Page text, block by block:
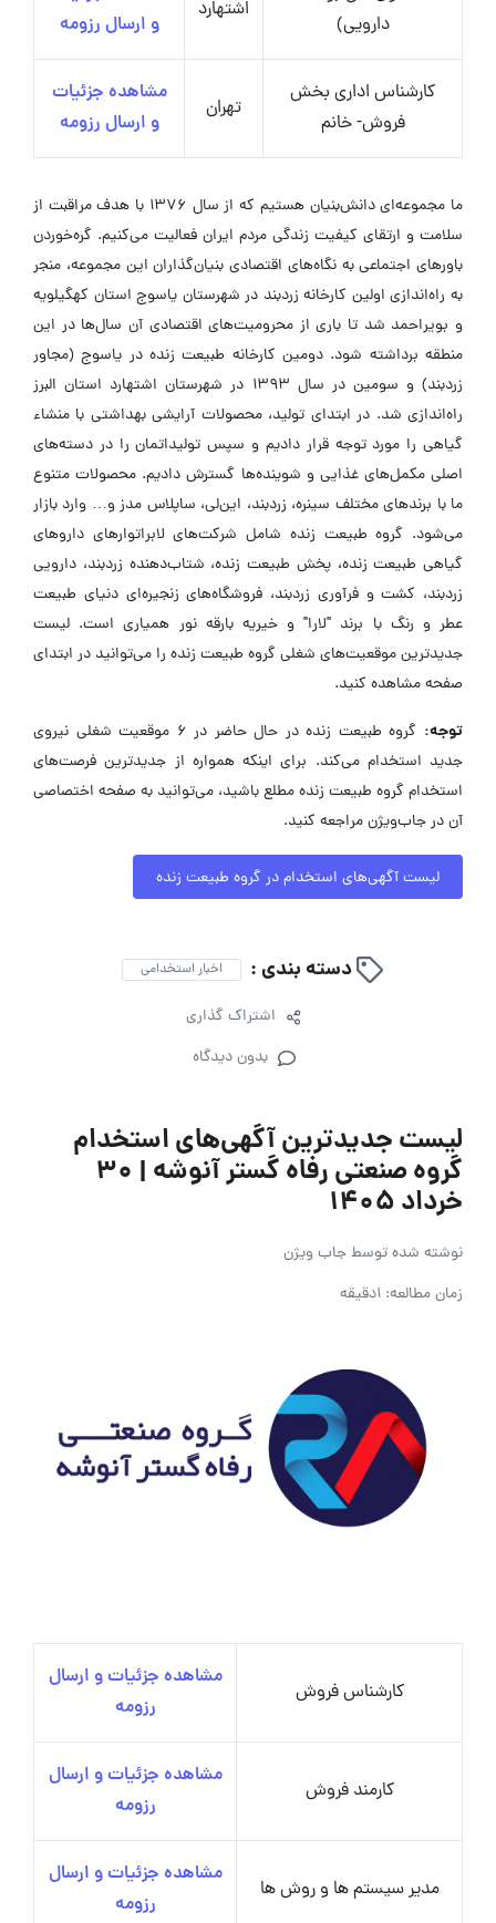
دارویی)
اشتهارد
و ارسال رزومه
کارشناس اداری بخش
فروش- خانم
تهران
مشاهده جزئیات
و ارسال رزومه
ما مجموعه‌ای دانش‌بنیان هستیم که از سال ۱۳۷۶ با هدف مراقبت از
سلامت و ارتقای کیفیت زندگی مردم ایران فعالیت می‌کنیم. گره‌خوردن
باورهای اجتماعی به نگاه‌های اقتصادی بنیان‌گذاران این مجموعه، منجر
به راه‌اندازی اولین کارخانه زردبند در شهرستان یاسوج استان کهگیلویه
و بویراحمد شد تا باری از محرومیت‌های اقتصادی آن سال‌ها در این
منطقه برداشته شود. دومین کارخانه طبیعت زنده در یاسوج (مجاور
زردبند) و سومین در سال ۱۳۹۳ در شهرستان اشتهارد استان البرز
راه‌اندازی شد. در ابتدای تولید، محصولات آرایشی بهداشتی با منشاء
گیاهی را مورد توجه قرار دادیم و سپس تولیداتمان را در دسته‌های
اصلی مکمل‌های غذایی و شوینده‌ها گسترش دادیم. محصولات متنوع
ما با برندهای مختلف سینره، زردبند، این‌لی، ساپلاس مدز و… وارد بازار
می‌شود. گروه طبیعت زنده شامل شرکت‌های لابراتوارهای داروهای
گیاهی طبیعت زنده، پخش طبیعت زنده، شتاب‌دهنده زردبند، دارویی
زردبند، کشت و فرآوری زردبند، فروشگاه‌های زنجیره‌ای دنیای طبیعت
عطر و رنگ با برند "لارا" و خیریه بارقه نور همیاری است. لیست
جدیدترین موقعیت‌های شغلی گروه طبیعت زنده را می‌توانید در ابتدای
صفحه مشاهده کنید.
توجه:
گروه طبیعت زنده در حال حاضر در ۶ موقعیت شغلی نیروی
جدید استخدام می‌کند. برای اینکه همواره از جدیدترین فرصت‌های
استخدام گروه طبیعت زنده مطلع باشید، می‌توانید به صفحه اختصاصی
آن در جاب‌ویژن مراجعه کنید.
لیست آگهی‌های استخدام در گروه طبیعت زنده
دسته بندی : اخبار استخدامی
اشتراک گذاری
بدون دیدگاه
لیست جدیدترین آگهی‌های استخدام
گروه صنعتی رفاه گستر آنوشه | ۳۰
خرداد ۱۴۰۵
نوشته شده توسطجاب ویژن
زمان مطالعه: 1دقیقه
کارشناس فروش
مشاهده جزئیات و ارسال
رزومه
کارمند فروش
مشاهده جزئیات و ارسال
رزومه
مدیر سیستم ها و روش ها
مشاهده جزئیات و ارسال
رزومه